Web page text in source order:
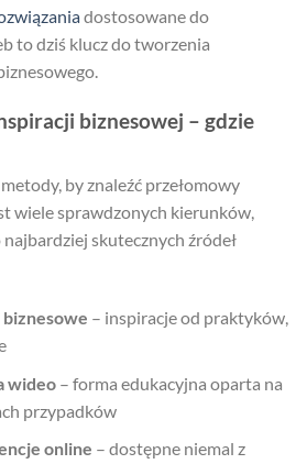
dostosowane do
to dziś klucz do tworzenia
biznesowej – gdzie
by znaleźć przełomowy
wiele sprawdzonych kierunków,
skutecznych źródeł
– inspiracje od praktyków,
wideo– forma edukacyjna oparta na
przypadków
online – dostępne niemal z